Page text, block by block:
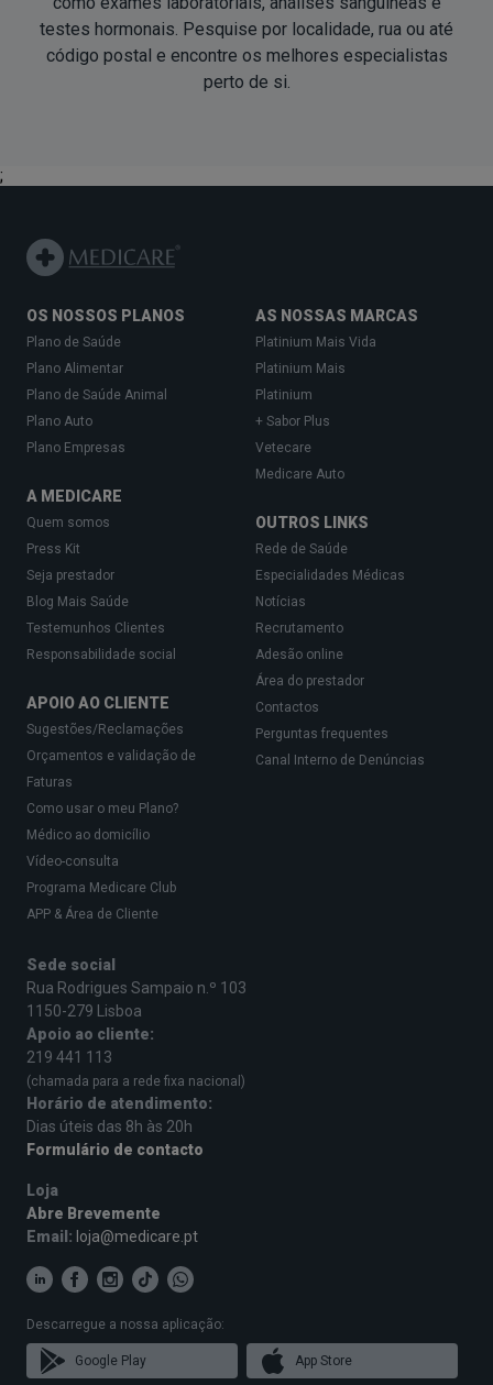
testes hormonais. Pesquise por localidade, rua ou até
código postal e encontre os melhores especialistas
perto de si.
;
OS NOSSOS PLANOS
Plano de Saúde
Plano Alimentar
Plano de Saúde Animal
Plano Auto
Plano Empresas
A MEDICARE
Quem somos
Press Kit
Seja prestador
Blog Mais Saúde
Testemunhos Clientes
Responsabilidade social
APOIO AO CLIENTE
Sugestões/Reclamações
Orçamentos e validação de
Faturas
Como usar o meu Plano?
Médico ao domicílio
Vídeo-consulta
Programa Medicare Club
APP & Área de Cliente
AS NOSSAS MARCAS
Platinium Mais Vida
Platinium Mais
Platinium
+ Sabor Plus
Vetecare
Medicare Auto
OUTROS LINKS
Rede de Saúde
Especialidades Médicas
Notícias
Recrutamento
Adesão online
Área do prestador
Contactos
Perguntas frequentes
Canal Interno de Denúncias
Sede social
Rua Rodrigues Sampaio n.º 103
1150-279 Lisboa
Apoio ao cliente:
219 441 113
(chamada para a rede fixa nacional)
Horário de atendimento:
Dias úteis das 8h às 20h
Formulário de contacto
Loja
Abre Brevemente
Email: loja@medicare.pt
Descarregue a nossa aplicação:
Google Play App Store